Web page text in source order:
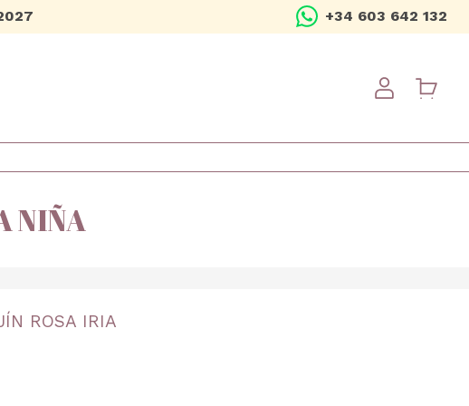
+34 603 642 132
USER
NIÑA
14 años 16 años
ROSA IRIA